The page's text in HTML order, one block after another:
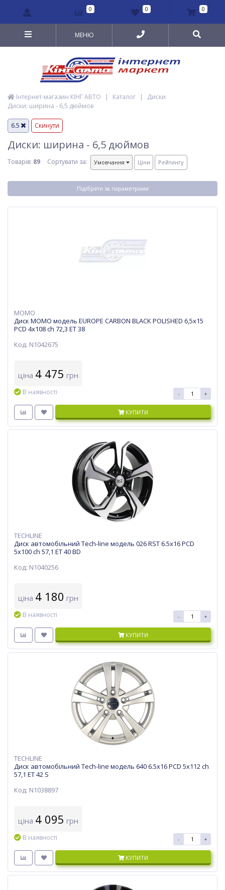
0 0 0
МЕНЮ
Інтернет-магазин КІНГ АВТО | Каталог |
Диски
Диски: ширина - 6,5 дюймов
6.5 Скинути
Диски: ширина - 6,5 дюймов
Товарів: 89 Сортувати за: Умовчання Ціни Рейтингу
Підібрати за параметрами
MOMO
Диск MOMO модель EUROPE CARBON BLACK POLISHED 6,5х15
PCD 4x108 ch 72,3 ET 38
Код: N1042675
ціна 4 475 грн
В наявності - +
КУПИТИ
TECHLINE
Диск автомобільний Tech-line модель 026 RST 6.5х16 PCD
5x100 ch 57,1 ET 40 BD
Код: N1040256
ціна 4 180 грн
В наявності - +
КУПИТИ
TECHLINE
Диск автомобільний Tech-line модель 640 6.5х16 PCD 5x112 ch
57,1 ET 42 S
Код: N1038897
ціна 4 095 грн
В наявності - +
КУПИТИ